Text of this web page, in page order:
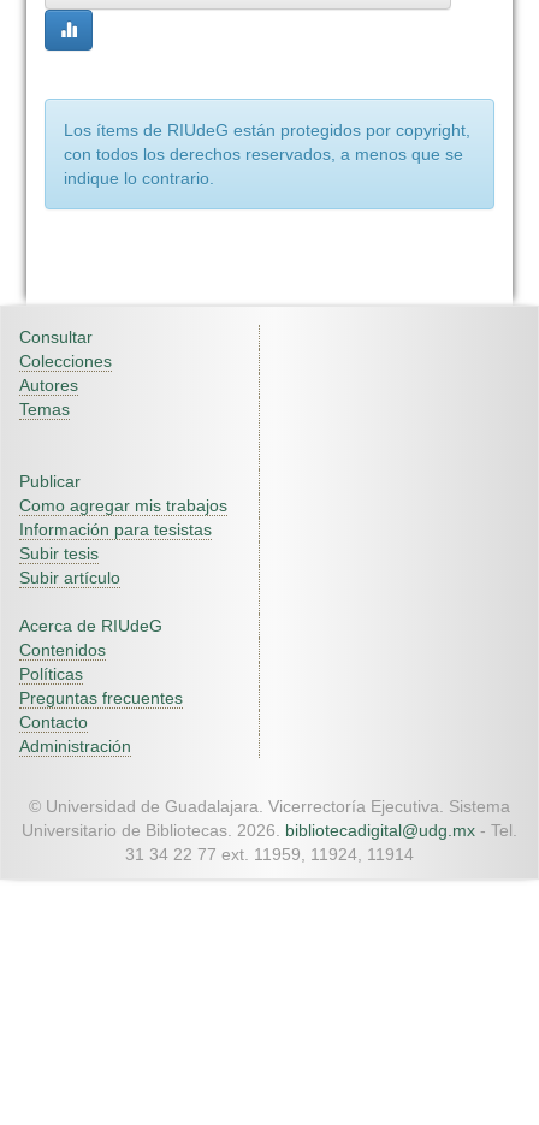
Los ítems de RIUdeG están protegidos por copyright,
con todos los derechos reservados, a menos que se
indique lo contrario.
Consultar
Colecciones
Autores
Temas
Publicar
Como agregar mis trabajos
Información para tesistas
Subir tesis
Subir artículo
Acerca de RIUdeG
Contenidos
Políticas
Preguntas frecuentes
Contacto
Administración
© Universidad de Guadalajara. Vicerrectoría Ejecutiva. Sistema
Universitario de Bibliotecas. 2026. bibliotecadigital@udg.mx - Tel.
31 34 22 77 ext. 11959, 11924, 11914